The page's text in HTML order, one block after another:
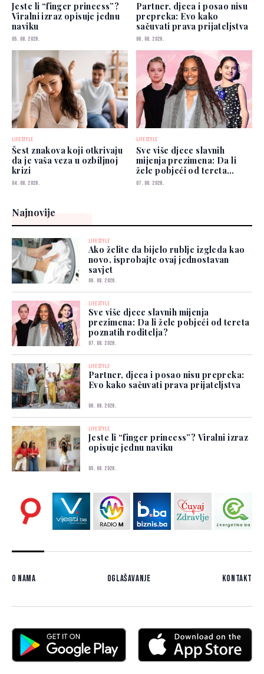
Jeste li “finger princess”?
Viralni izraz opisuje jednu
naviku
05. 08. 2026.
Partner, djeca i posao nisu
prepreka: Evo kako
sačuvati prava prijateljstva
06. 08. 2026.
LIFESTYLE
Šest znakova koji otkrivaju
da je vaša veza u ozbiljnoj
krizi
04. 08. 2026.
LIFESTYLE
Sve više djece slavnih
mijenja prezimena: Da li
žele pobjeći od tereta
poznatih roditelja?
07. 08. 2026.
Najnovije
LIFESTYLE
Ako želite da bijelo rublje izgleda kao
novo, isprobajte ovaj jednostavan
savjet
08. 08. 2026.
LIFESTYLE
Sve više djece slavnih mijenja
prezimena: Da li žele pobjeći od tereta
poznatih roditelja?
07. 08. 2026.
LIFESTYLE
Partner, djeca i posao nisu prepreka:
Evo kako sačuvati prava prijateljstva
06. 08. 2026.
LIFESTYLE
Jeste li “finger princess”? Viralni izraz
opisuje jednu naviku
05. 08. 2026.
O nama Oglašavanje Kontakt